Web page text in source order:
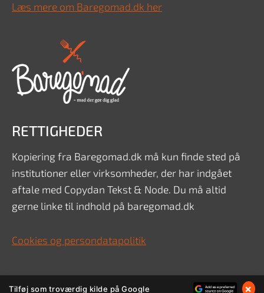
Læs mere om Baregomad.dk her
RETTIGHEDER
Kopiering fra Baregomad.dk må kun finde sted på
institutioner eller virksomheder, der har indgået
aftale med Copydan Tekst & Node. Du må altid
gerne linke til indhold på baregomad.dk
Cookies og persondatapolitik
Tilføj som troværdig kilde på Google ×